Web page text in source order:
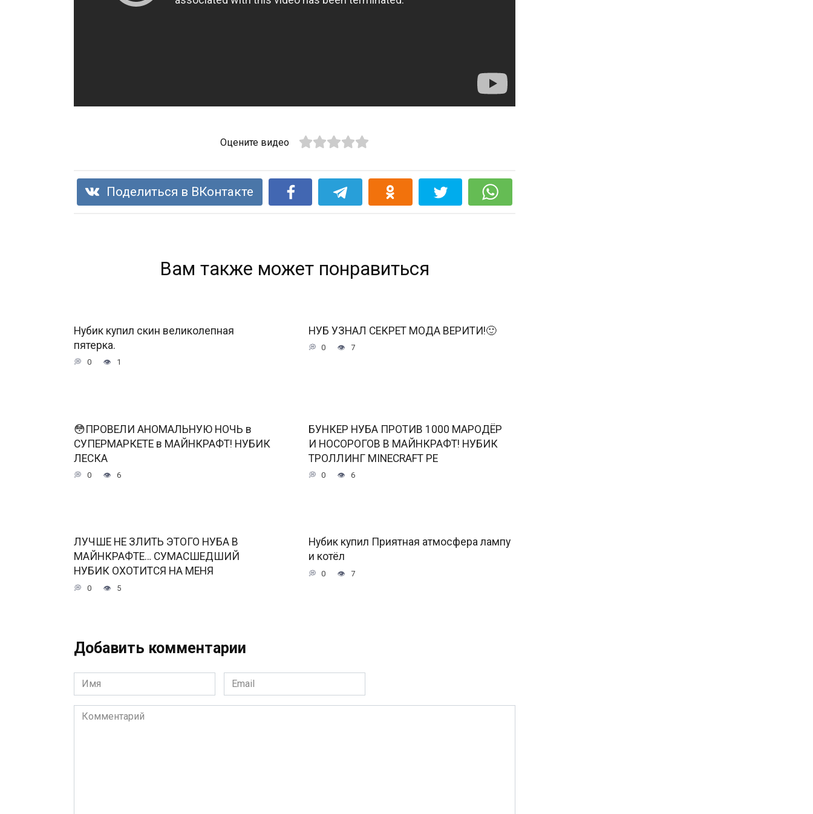
Оцените видео
Поделиться в ВКонтакте
Вам также может понравиться
Нубик купил скин великолепная
пятерка.
0 1
НУБ УЗНАЛ СЕКРЕТ МОДА ВЕРИТИ!🙂
0 7
😳ПРОВЕЛИ АНОМАЛЬНУЮ НОЧЬ в
СУПЕРМАРКЕТЕ в МАЙНКРАФТ! НУБИК
ЛЕСКА
0 6
БУНКЕР НУБА ПРОТИВ 1000 МАРОДЁР
И НОСОРОГОВ В МАЙНКРАФТ! НУБИК
ТРОЛЛИНГ MINECRAFT PE
0 6
ЛУЧШЕ НЕ ЗЛИТЬ ЭТОГО НУБА В
МАЙНКРАФТЕ… СУМАСШЕДШИЙ
НУБИК ОХОТИТСЯ НА МЕНЯ
0 5
Нубик купил Приятная атмосфера лампу
и котёл
0 7
Добавить комментарии
Имя
*
Email
*
Комментарий